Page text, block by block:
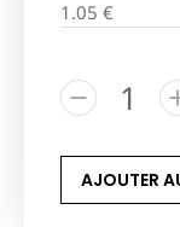
1.05 €
AJOUTER